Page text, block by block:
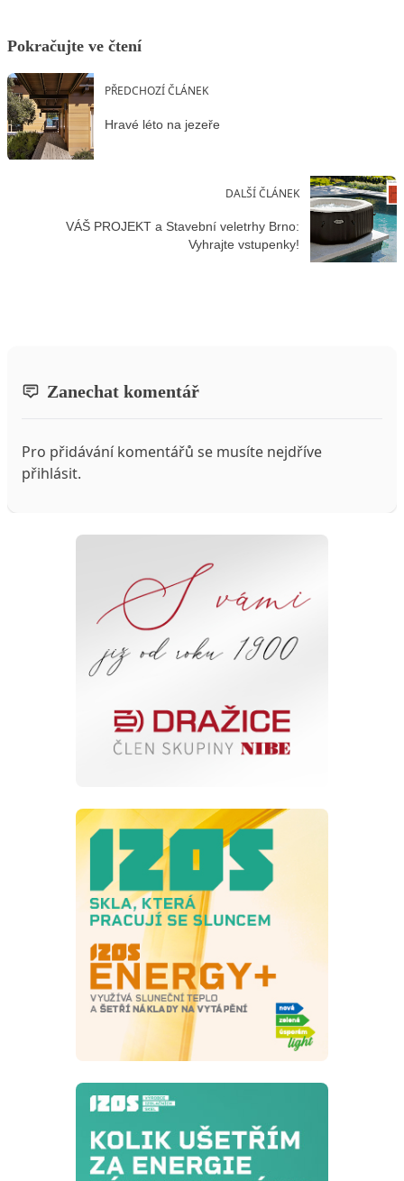
Pokračujte ve čtení
PŘEDCHOZÍ ČLÁNEK
Hravé léto na jezeře
DALŠÍ ČLÁNEK
VÁŠ PROJEKT a Stavební veletrhy Brno:
Vyhrajte vstupenky!
Zanechat komentář
Pro přidávání komentářů se musíte nejdříve
přihlásit.